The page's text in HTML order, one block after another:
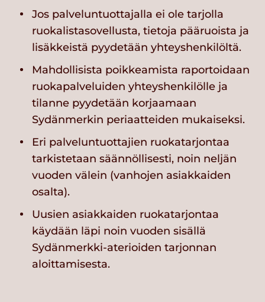
Jos palveluntuottajalla ei ole tarjolla
ruokalistasovellusta, tietoja pääruoista ja
lisäkkeistä pyydetään yhteyshenkilöltä.
Mahdollisista poikkeamista raportoidaan
ruokapalveluiden yhteyshenkilölle ja
tilanne pyydetään korjaamaan
Sydänmerkin periaatteiden mukaiseksi.
Eri palveluntuottajien ruokatarjontaa
tarkistetaan säännöllisesti, noin neljän
vuoden välein (vanhojen asiakkaiden
osalta).
Uusien asiakkaiden ruokatarjontaa
käydään läpi noin vuoden sisällä
Sydänmerkki-aterioiden tarjonnan
aloittamisesta.